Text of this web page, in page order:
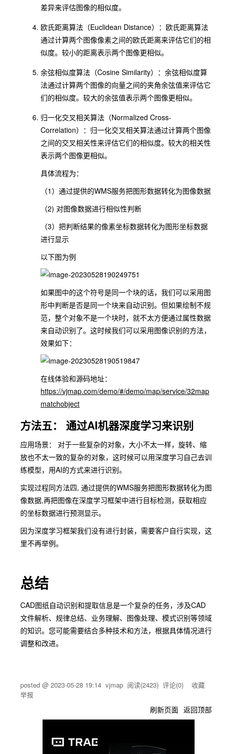
差异来评估图像的相似度。
欧氏距离算法（Euclidean Distance）：欧氏距离算法
通过计算两个图像像素之间的欧氏距离来评估它们的相
似度。较小的距离表示两个图像更相似。
余弦相似度算法（Cosine Similarity）：余弦相似度算
法通过计算两个图像的向量之间的夹角余弦值来评估它
们的相似度。较大的余弦值表示两个图像更相似。
归一化交叉相关算法（Normalized Cross-
Correlation）：归一化交叉相关算法通过计算两个图像
之间的交叉相关性来评估它们的相似度。较大的相关性
表示两个图像更相似。
具体流程为：
（1）通过提供的WMS服务把图形数据转化为图像数据
（2) 对图像数据进行相似性判断
（3）把判断结果的像素坐标数据转化为图形坐标数据
进行显示
以下图为例
如果图中的这个符号是同一个块的话，我们可以采用图
形中判断是否是同一个块来自动识别。但如果绘制不规
范，整个对象不是一个块时，就不太方便通过属性数据
来自动识别了。这时候我们可以采用图像识别的方法，
效果如下：
在线体验和源码地址：
https://vjmap.com/demo/#/demo/map/service/32map
matchobject
方法五： 通过AI机器深度学习来识别
应用场景： 对于一些复杂的对象，大小不太一样，旋转、缩
放也不太一致的复杂的对象，这时候可以用深度学习自己去训
练模型，用AI的方式来进行识别。
实现过程同方法四, 通过提供的WMS服务把图形数据转化为图
像数据,再把图像在深度学习框架中进行目标检测，获取相应
的坐标数据进行预测显示。
因为深度学习框架我们没有进行封装，需要客户自行实现，这
里不再举例。
总结
CAD图纸自动识别和提取信息是一个复杂的任务，涉及CAD
文件解析、规律总结、业务理解、图像处理、模式识别等领域
的知识。您可能需要结合多种技术和方法，根据具体情况进行
调整和改进。
posted @ 2023-05-28 19:14 vjmap 阅读(2423) 评论(0) 收藏
举报
刷新页面 返回顶部